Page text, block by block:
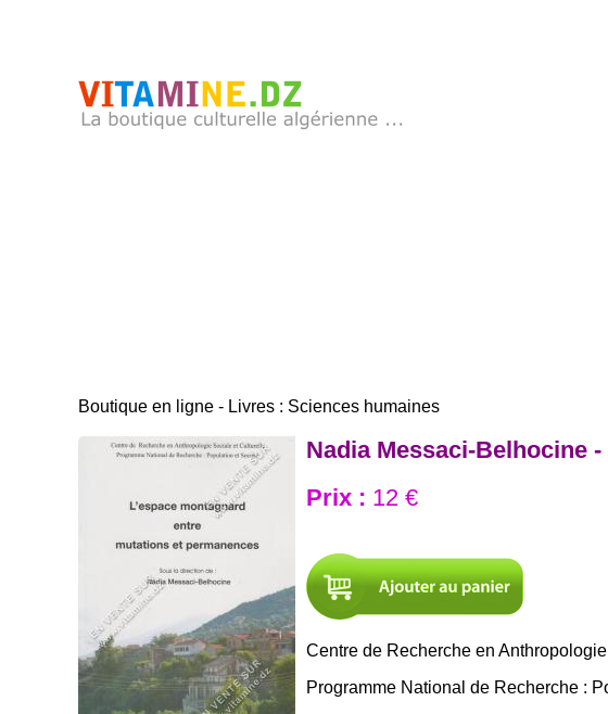
Boutique en ligne - Livres : Sciences humaines
Nadia Messaci-Belhocine
Prix : 12 €
Centre de Recherche en
Programme National de Recherche :